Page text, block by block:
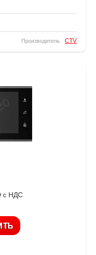
Производитель CTV
с НДС